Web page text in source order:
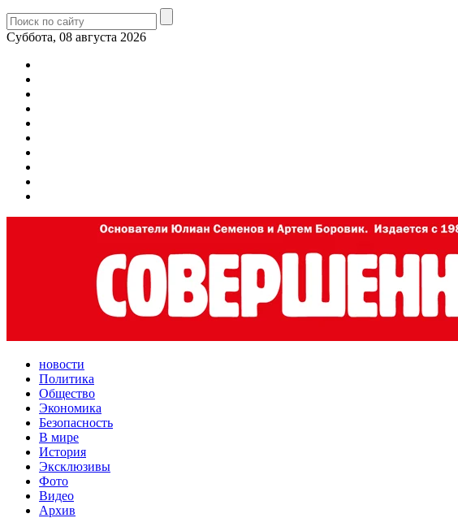
Суббота, 08 августа 2026
новости
Политика
Общество
Экономика
Безопасность
В мире
История
Эксклюзивы
Фото
Видео
Архив